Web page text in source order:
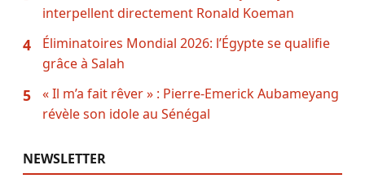
interpellent directement Ronald Koeman
4
Éliminatoires Mondial 2026: l’Égypte se qualifie
grâce à Salah
5
« Il m’a fait rêver » : Pierre-Emerick Aubameyang
révèle son idole au Sénégal
NEWSLETTER